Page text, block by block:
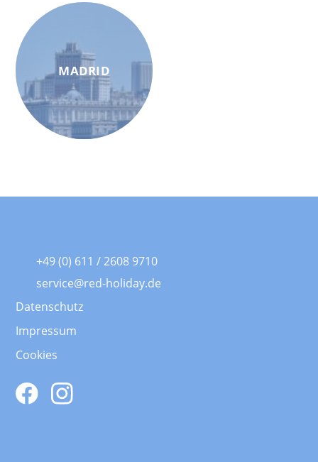
MADRID
+49 (0) 611 / 2608 9710
service@red-holiday.de
Datenschutz
Impressum
Cookies